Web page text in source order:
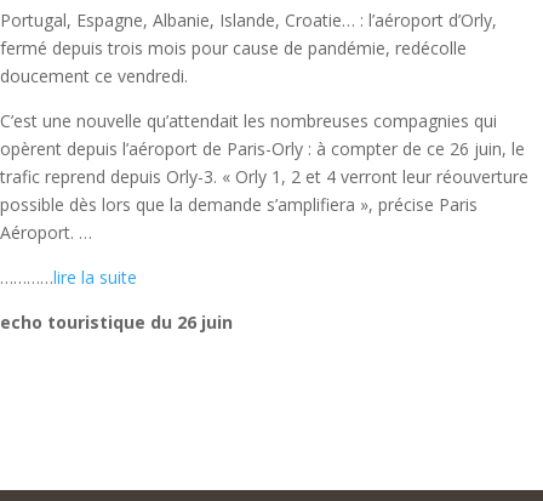
Portugal, Espagne, Albanie, Islande, Croatie… : l’aéroport d’Orly,
fermé depuis trois mois pour cause de pandémie, redécolle
doucement ce vendredi.
C’est une nouvelle qu’attendait les nombreuses compagnies qui
opèrent depuis l’aéroport de Paris-Orly : à compter de ce 26 juin, le
trafic reprend depuis Orly-3. « Orly 1, 2 et 4 verront leur réouverture
possible dès lors que la demande s’amplifiera », précise Paris
Aéroport. …
…………lire la suite
echo touristique du 26 juin